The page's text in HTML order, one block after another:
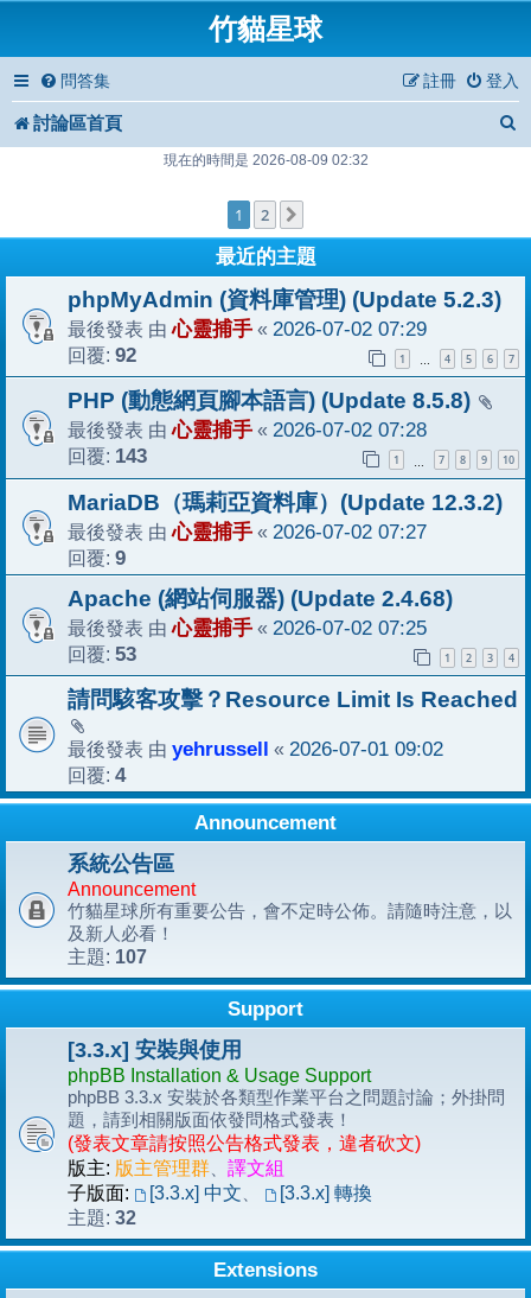
竹貓星球
問答集 登入
註冊
討論區首頁
現在的時間是 2026-08-09 02:32
1 2
最近的主題
phpMyAdmin (資料庫管理) (Update 5.2.3)
最後發表 由心靈捕手 « 2026-07-02 07:29
回覆: 92 1 … 4 5 6 7
PHP (動態網頁腳本語言) (Update 8.5.8)
最後發表 由心靈捕手 « 2026-07-02 07:28
回覆: 143 1 7 8 9 10
MariaDB（瑪莉亞資料庫）(Update 12.3.2)
最後發表 由心靈捕手 « 2026-07-02 07:27
回覆: 9
Apache (網站伺服器) (Update 2.4.68)
最後發表 由心靈捕手 « 2026-07-02 07:25
回覆: 53 1 2 3 4
請問駭客攻擊？Resource Limit Is Reached
最後發表 由 yehrussell « 2026-07-01 09:02
回覆: 4
Announcement
系統公告區
Announcement
竹貓星球所有重要公告，會不定時公佈。請隨時注意，以
及新人必看！
主題: 107
Support
[3.3.x] 安裝與使用
phpBB Installation & Usage Support
phpBB 3.3.x 安裝於各類型作業平台之問題討論；外掛問
題，請到相關版面依發問格式發表！
(發表文章請按照公告格式發表，違者砍文)
版主: 版主管理群
譯文組
子版面:
[3.3.x] 中文
[3.3.x] 轉換
主題: 32
Extensions